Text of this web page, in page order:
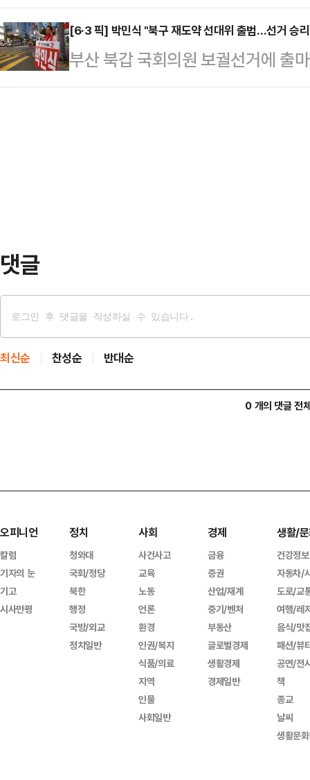
정의 출발은 도민들을…
위원회 국가균형성장특별위원회(
정부의 지역 균형 발전 청사진을 그
라고 자부했다.박수현 후보는 10일
데일리안과의 인터뷰를 통…
중도층 표심에 호소력이 있는 유승
행보로 풀이된다.오 후보는 15일
전 대통령과 함께 청계천을 걸은 의
로선 이 전 대통령의 후임으로 서울
[6·3 픽] 박민식 "북구 재도약 선대위 출범…선거 승
부산 북갑 국회의원 보궐선거에 출
재도약 선거대책위원회를 출범시
댓글
최신순 찬성순 반대순
0 개의 댓글 전
오피니언
칼럼
기자의 눈
기고
시사만평
정치
청와대
국회/정당
북한
행정
국방/외교
정치일반
사회
사건사고
교육
노동
언론
환경
인권/복지
식품/의료
지역
인물
사회일반
경제
금융
증권
산업/재계
중기/벤처
부동산
글로벌경제
생활경제
경제일반
생활/
건강정보
자동차/
도로/교
여행/레
음식/맛
패션/뷰
공연/전
책
종교
날씨
생활문